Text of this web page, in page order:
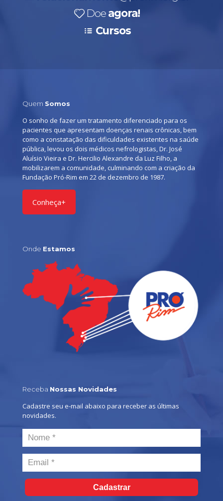
Doe agora!
Cursos
Quem Somos
O sonho de fazer um tratamento diferenciado para os
pacientes que apresentam doenças renais crônicas, bem
como a constatação das dificuldades existentes na saúde
pública, levou os dois médicos nefrologistas, Dr. José
Aluísio Vieira e Dr. Hercilio Alexandre da Luz Filho, a
mobilizarem a comunidade, culminando com a criação da
Fundação Pró-Rim em 22 de dezembro de 1987.
Conheça+
Onde Estamos
Receba Nossas Novidades
Cadastre seu e-mail abaixo para receber as últimas
novidades.
Cadastrar